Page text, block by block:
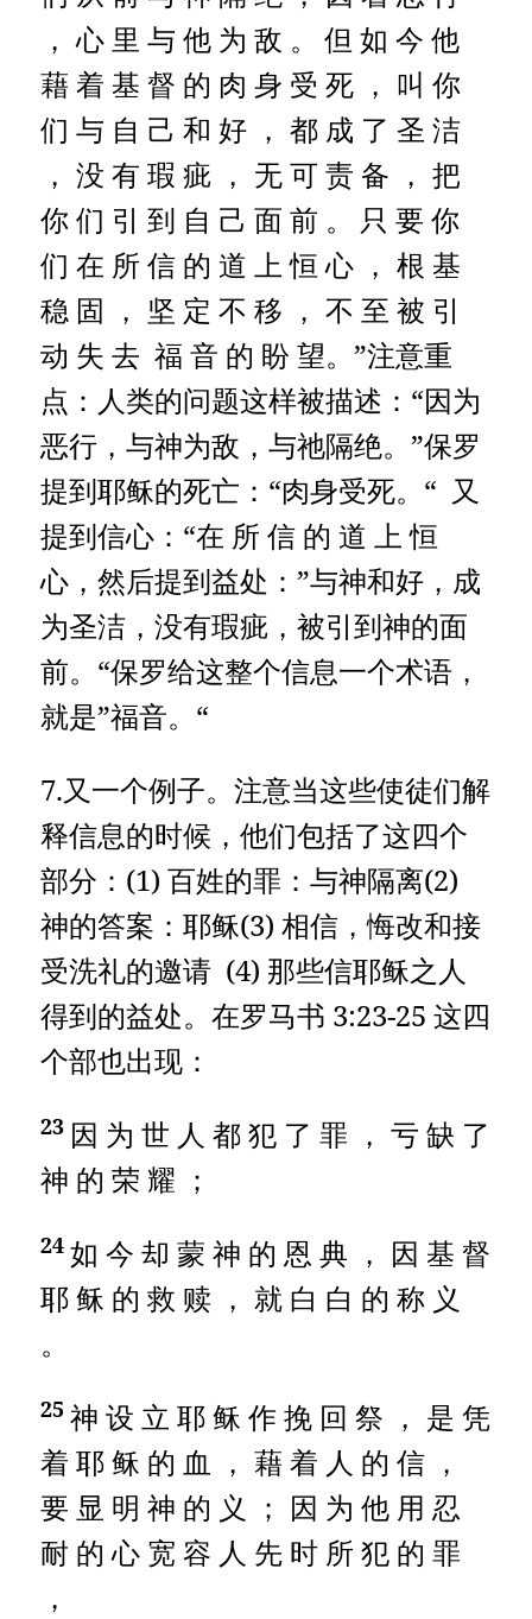
， 心 里 与 他 为 敌 。
但 如 今 他
藉 着 基 督 的 肉 身 受 死 ， 叫 你
们 与 自 己 和 好 ， 都 成 了 圣 洁
， 没 有 瑕 疵 ， 无 可 责 备 ， 把
你 们 引 到 自 己 面 前 。
只 要 你
们 在 所 信 的 道 上 恒 心 ， 根 基
稳 固 ， 坚 定 不 移 ， 不 至 被 引
动 失 去 福 音 的 盼 望。”注意重
点：人类的问题这样被描述：“因为
恶行，与神为敌，与祂隔绝。”保罗
提到耶稣的死亡：“肉身受死。“ 又
提到信心：“在 所 信 的 道 上 恒
心，然后提到益处：”与神和好，成
为圣洁，没有瑕疵，被引到神的面
前。“保罗给这整个信息一个术语，
就是”福音。“
7.又一个例子。注意当这些使徒们解
释信息的时候，他们包括了这四个
部分：(1) 百姓的罪：与神隔离(2)
神的答案：耶稣(3) 相信，悔改和接
受洗礼的邀请 (4) 那些信耶稣之人
得到的益处。在罗马书 3:23-25 这四
个部也出现：
23 因 为 世 人 都 犯 了 罪 ， 亏 缺 了
神 的 荣 耀 ；
24如 今 却 蒙 神 的 恩 典 ， 因 基 督
耶 稣 的 救 赎 ， 就 白 白 的 称 义
。
25 神 设 立 耶 稣 作 挽 回 祭 ， 是 凭
着 耶 稣 的 血 ， 藉 着 人 的 信 ，
要 显 明 神 的 义 ； 因 为 他 用 忍
耐 的 心 宽 容 人 先 时 所 犯 的 罪
，